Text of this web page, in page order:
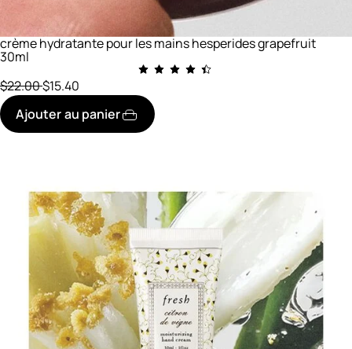
crème hydratante pour les mains hesperides grapefruit
30ml
prix initial
$22.00réduit à
$15.40
Ajouter au panier